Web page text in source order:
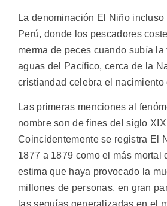
La denominación El Niño incluso
Perú, donde los pescadores
merma de peces cuando subía
aguas del Pacífico, cerca de la
cristiandad celebra el nacimiento
Las primeras menciones al
nombre son de fines del siglo
Coincidentemente se registra El
1877 a 1879 como el más mortal
estima que haya provocado la
millones de personas, en gran
las sequías generalizadas en el